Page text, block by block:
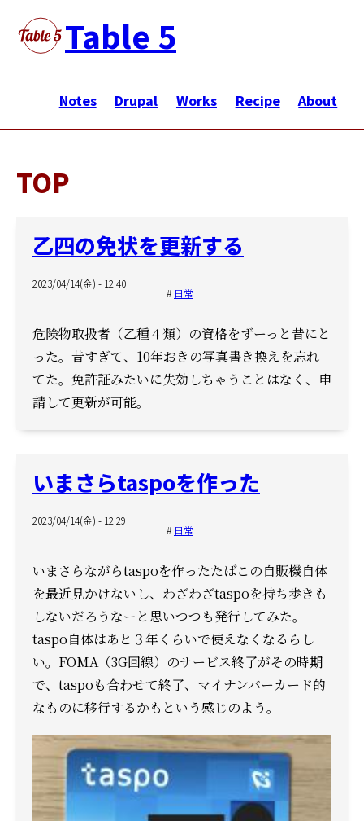
テ
Table 5
ン
ビ
ゲ
シ
ョ
ン
Notes Drupal Works Recipe About
TOP
乙四の免状を更新する
2023/04/14(金) - 12:40
日常
危険物取扱者（乙種４類）の資格をずーっと昔にと
った。 昔すぎて、10年おきの写真書き換えを忘れ
てた。 免許証みたいに失効しちゃうことはなく、申
請して更新が可能。
いまさらtaspoを作った
2023/04/14(金) - 12:29
日常
いまさらながらtaspoを作ったたばこの自販機自体
を最近見かけないし、 わざわざtaspoを持ち歩きも
しないだろうなーと思いつつも発行してみた。
taspo自体はあと３年くらいで使えなくなるらし
い。 FOMA（3G回線）のサービス終了がその時期
で、 taspoも合わせて終了、マイナンバーカード的
なものに移行するかもという感じのよう。